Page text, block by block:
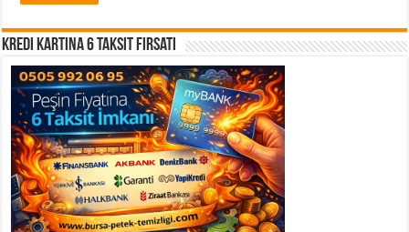
Kredi Kartına 6 Taksit Fırsatı